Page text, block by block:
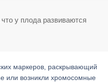
у плода развиваются
маркеров, раскрывающий
или возникли хромосомные